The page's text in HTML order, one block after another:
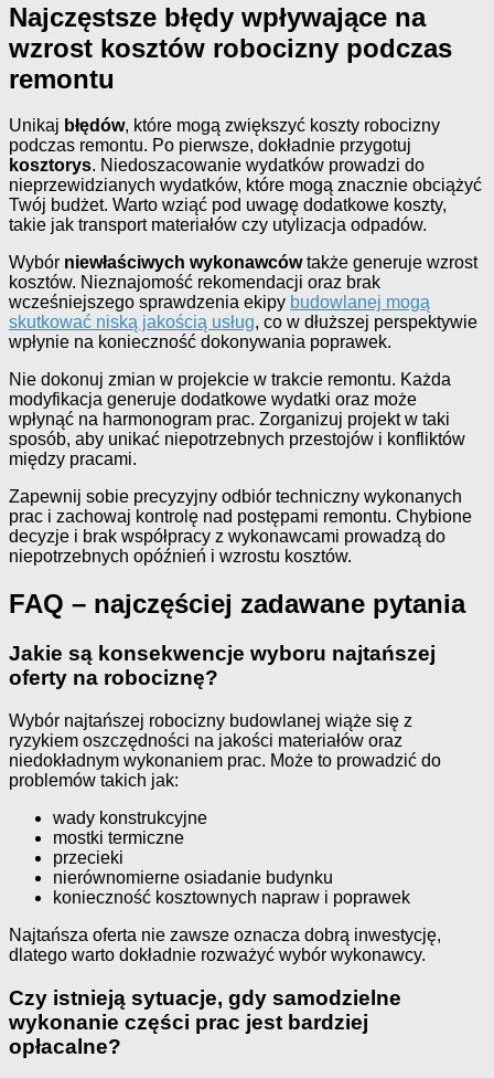
Najczęstsze błędy wpływające na
wzrost kosztów robocizny podczas
remontu
Unikaj błędów, które mogą zwiększyć koszty robocizny
podczas remontu. Po pierwsze, dokładnie przygotuj
kosztorys. Niedoszacowanie wydatków prowadzi do
nieprzewidzianych wydatków, które mogą znacznie obciążyć
Twój budżet. Warto wziąć pod uwagę dodatkowe koszty,
takie jak transport materiałów czy utylizacja odpadów.
Wybór niewłaściwych wykonawcówtakże generuje wzrost
kosztów. Nieznajomość rekomendacji oraz brak
wcześniejszego sprawdzenia ekipy budowlanej mogą
skutkować niską jakością usług, co w dłuższej perspektywie
wpłynie na konieczność dokonywania poprawek.
Nie dokonuj zmian w projekcie w trakcie remontu. Każda
modyfikacja generuje dodatkowe wydatki oraz może
wpłynąć na harmonogram prac. Zorganizuj projekt w taki
sposób, aby unikać niepotrzebnych przestojów i konfliktów
między pracami.
Zapewnij sobie precyzyjny odbiór techniczny wykonanych
prac i zachowaj kontrolę nad postępami remontu. Chybione
decyzje i brak współpracy z wykonawcami prowadzą do
niepotrzebnych opóźnień i wzrostu kosztów.
FAQ – najczęściej zadawane pytania
Jakie są konsekwencje wyboru najtańszej
oferty na robociznę?
Wybór najtańszej robocizny budowlanej wiąże się z
ryzykiem oszczędności na jakości materiałów oraz
niedokładnym wykonaniem prac. Może to prowadzić do
problemów takich jak:
wady konstrukcyjne
mostki termiczne
przecieki
nierównomierne osiadanie budynku
konieczność kosztownych napraw i poprawek
Najtańsza oferta nie zawsze oznacza dobrą inwestycję,
dlatego warto dokładnie rozważyć wybór wykonawcy.
Czy istnieją sytuacje, gdy samodzielne
wykonanie części prac jest bardziej
opłacalne?